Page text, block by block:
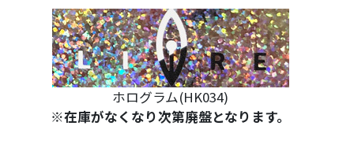
ホログラム(HK034)
※在庫がなくなり次第廃盤となります。